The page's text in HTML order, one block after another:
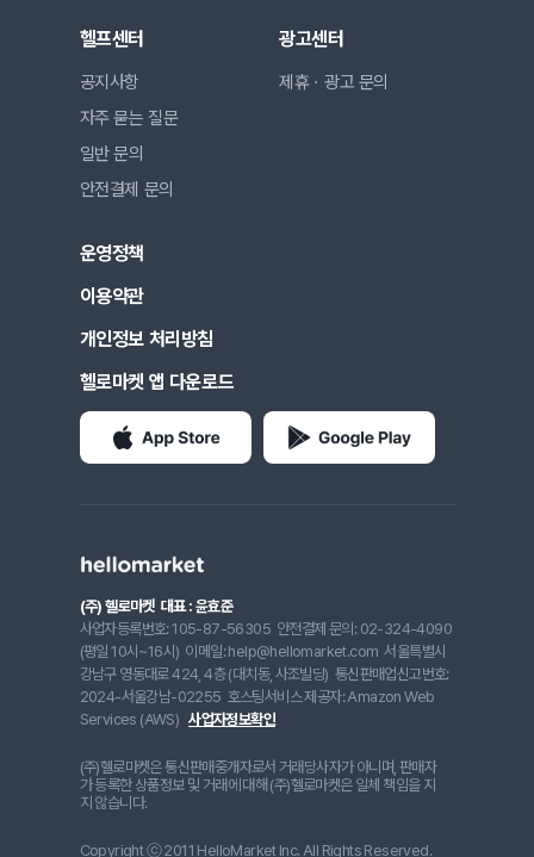
헬프센터
공지사항
자주 묻는 질문
일반 문의
안전결제 문의
광고센터
제휴ㆍ광고 문의
운영정책
이용약관
개인정보 처리방침
헬로마켓 앱 다운로드
(주) 헬로마켓 대표 : 윤효준
사업자등록번호: 105-87-56305 안전결제 문의: 02-324-4090
(평일 10시~16시) 이메일: help@hellomarket.com 서울특별시
강남구 영동대로 424, 4층 (대치동, 사조빌딩) 통신판매업신고번호:
2024-서울강남-02255 호스팅서비스 제공자: Amazon Web
Services (AWS) 사업자정보확인
(주)헬로마켓은 통신판매중개자로서 거래당사자가 아니며, 판매자
가 등록한 상품정보 및 거래에 대해 (주)헬로마켓은 일체 책임을 지
지 않습니다.
Copyright ⓒ 2011 HelloMarket Inc. All Rights Reserved.